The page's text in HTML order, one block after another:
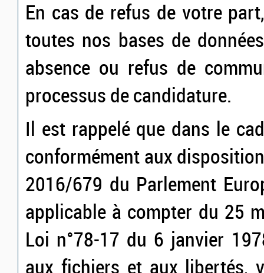
En cas de refus de votre
toutes nos bases de
absence ou refus de
processus de candidature.
Il est rappelé que dans le
conformément aux
2016/679 du Parlement
applicable à compter du 25
Loi n°78-17 du 6 janvier
aux fichiers et aux libertés,